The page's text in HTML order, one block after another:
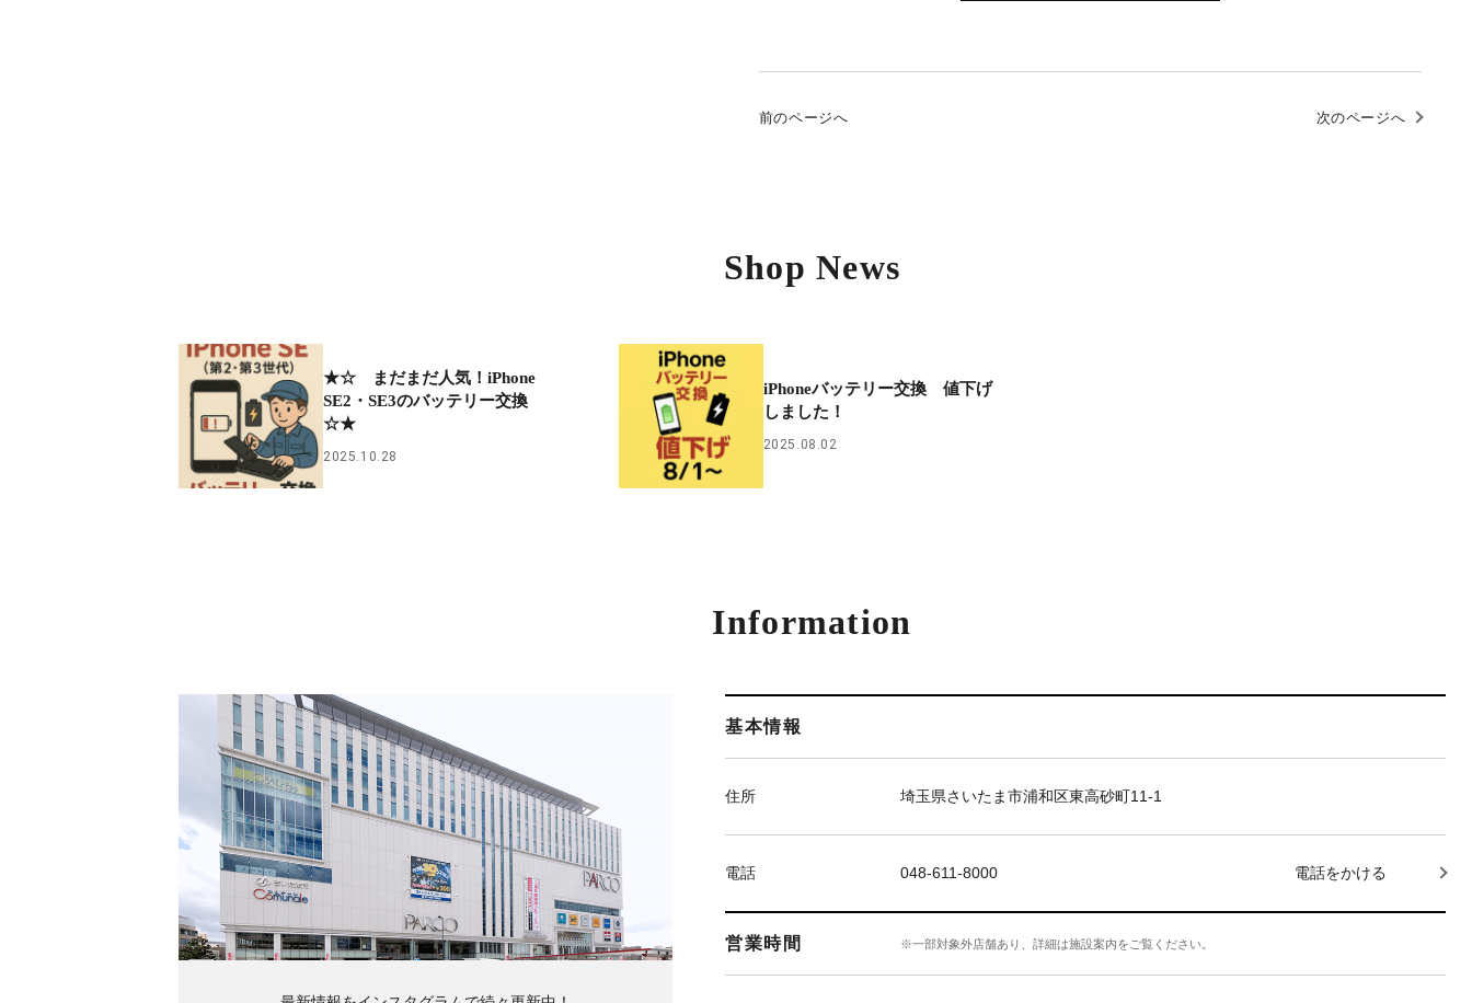
前のページへ 次のページへ
Shop News
★☆ まだまだ人気！iPhone
SE2・SE3のバッテリー交換
☆★
2025.10.28
iPhoneバッテリー交換 値下げ
しました！
2025.08.02
Information
基本情報
住所 埼玉県さいたま市浦和区東高砂町11-1
電話 048-611-8000 電話をかける
営業時間 ※一部対象外店舗あり、詳細は施設案内をご覧ください。